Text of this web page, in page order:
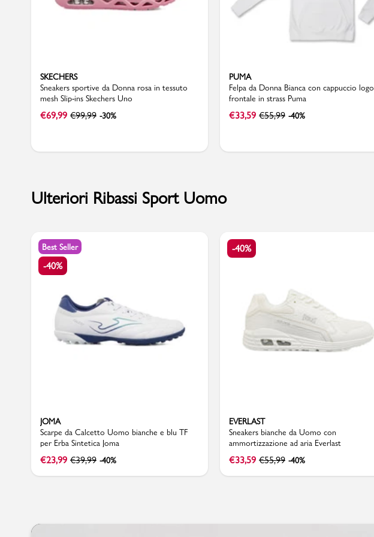
SKECHERS
Sneakers sportive da Donna rosa in tessuto
mesh Slip-ins Skechers Uno
€69,99 €99,99 -30%
PUMA
Felpa da Donna Bianca con cappuccio logo
frontale in strass Puma
€33,59 €55,99 -40%
Ulteriori Ribassi Sport Uomo
Best Seller
-40%
JOMA
Scarpe da Calcetto Uomo bianche e blu TF
per Erba Sintetica Joma
€23,99 €39,99 -40%
-40%
EVERLAST
Sneakers bianche da Uomo con
ammortizzazione ad aria Everlast
€33,59 €55,99 -40%